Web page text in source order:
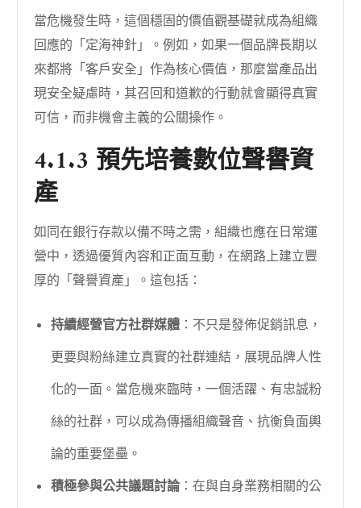
當危機發生時，這個穩固的價值觀基礎就成為組織
回應的「定海神針」。例如，如果一個品牌長期以
來都將「客戶安全」作為核心價值，那麼當產品出
現安全疑慮時，其召回和道歉的行動就會顯得真實
可信，而非機會主義的公關操作。
4.1.3 預先培養數位聲譽資
產
如同在銀行存款以備不時之需，組織也應在日常運
營中，透過優質內容和正面互動，在網路上建立豐
厚的「聲譽資產」。這包括：
持續經營官方社群媒體 ：不只是發佈促銷訊息，
更要與粉絲建立真實的社群連結，展現品牌人性
化的一面。當危機來臨時，一個活躍、有忠誠粉
絲的社群，可以成為傳播組織聲音、抗衡負面輿
論的重要堡壘。
積極參與公共議題討論 ：在與自身業務相關的公